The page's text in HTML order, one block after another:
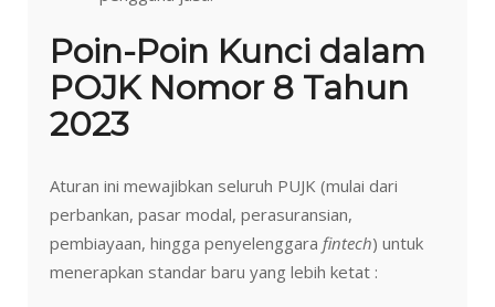
Poin-Poin Kunci dalam
POJK Nomor 8 Tahun
2023
Aturan ini mewajibkan seluruh PUJK (mulai dari
perbankan, pasar modal, perasuransian,
pembiayaan, hingga penyelenggara fintech) untuk
menerapkan standar baru yang lebih ketat :